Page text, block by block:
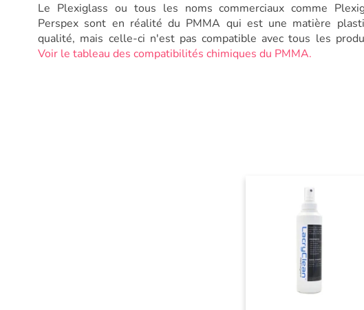
Le Plexiglass ou tous les noms commerciaux comme
Perspex sont en réalité du PMMA qui est une matière
qualité, mais celle-ci n'est pas compatible avec tous les
Voir le tableau des compatibilités chimiques du PMMA.